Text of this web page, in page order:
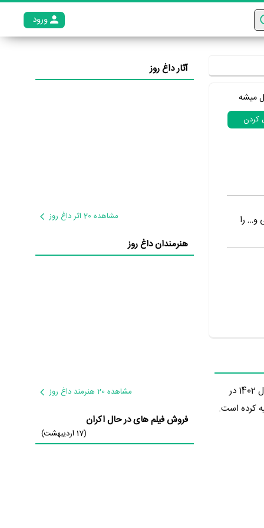
ورود
میشه
کردن
و… را
در سال 1402 در
تهیه کرده است.
آثار داغ روز
مشاهده 20 اثر داغ روز
هنرمندان داغ روز
مشاهده 20 هنرمند داغ روز
فروش فیلم های در حال اکران
(17 اردیبهشت)